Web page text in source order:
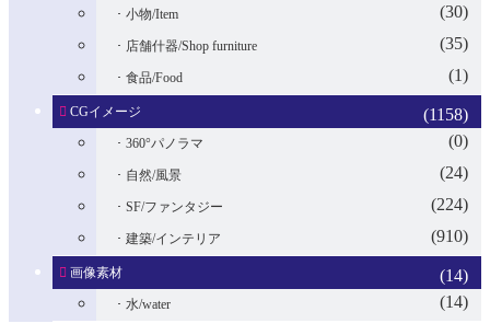
小物/Item (30)
店舗什器/Shop furniture (35)
食品/Food (1)
CGイメージ (1158)
360°パノラマ (0)
自然/風景 (24)
SF/ファンタジー (224)
建築/インテリア (910)
画像素材 (14)
水/water (14)